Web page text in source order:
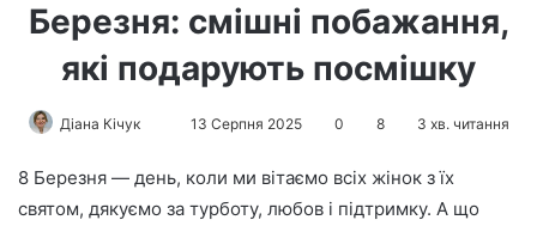
Березня: смішні побажання,
які подарують посмішку
Діана Кічук
n
d
13 Серпня 2025 0 8 3 хв. читання
8 Березня — день, коли ми вітаємо всіх жінок з їх
святом, дякуємо за турботу, любов і підтримку. А що